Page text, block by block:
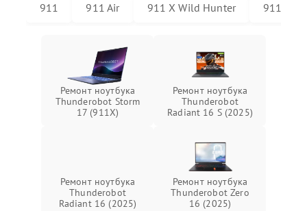
911 911 Air 911 X Wild Hunter 911 Plus
Ремонт ноутбука
Thunderobot Storm
17 (911X)
Ремонт ноутбука
Thunderobot
Radiant 16 S (2025)
Ремонт ноутбука
Thunderobot
Radiant 16 (2025)
Ремонт ноутбука
Thunderobot Zero
16 (2025)